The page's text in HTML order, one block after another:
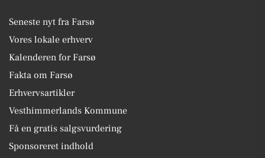
Seneste nyt fra Farsø
Vores lokale erhverv
Kalenderen for Farsø
Fakta om Farsø
Erhvervsartikler
Vesthimmerlands Kommune
Få en gratis salgsvurdering
Sponsoreret indhold